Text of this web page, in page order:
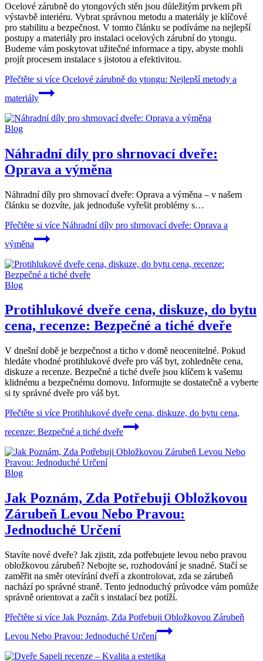
Ocelové zárubně do ytongových stěn jsou důležitým prvkem při
výstavbě interiéru. Vybrat správnou metodu a materiály je klíčové
pro stabilitu a bezpečnost. V tomto článku se podíváme na nejlepší
postupy a materiály pro instalaci ocelových zárubní do ytongu.
Budeme vám poskytovat užitečné informace a tipy, abyste mohli
projít procesem instalace s jistotou a efektivitou.
Přečtěte si více Ocelové zárubně do ytongu: Nejlepší metody a
materiály
Blog
Náhradní díly pro shrnovací dveře:
Oprava a výměna
Náhradní díly pro shrnovací dveře: Oprava a výměna – v našem
článku se dozvíte, jak jednoduše vyřešit problémy s…
Přečtěte si více Náhradní díly pro shrnovací dveře: Oprava a
výměna
Blog
Protihlukové dveře cena, diskuze, do bytu
cena, recenze: Bezpečné a tiché dveře
V dnešní době je bezpečnost a ticho v domě neocenitelné. Pokud
hledáte vhodné protihlukové dveře pro váš byt, zohledněte cena,
diskuze a recenze. Bezpečné a tiché dveře jsou klíčem k vašemu
klidnému a bezpečnému domovu. Informujte se dostatečně a vyberte
si ty správné dveře pro váš byt.
Přečtěte si více Protihlukové dveře cena, diskuze, do bytu cena,
recenze: Bezpečné a tiché dveře
Blog
Jak Poznám, Zda Potřebuji Obložkovou
Zárubeň Levou Nebo Pravou:
Jednoduché Určení
Stavíte nové dveře? Jak zjistit, zda potřebujete levou nebo pravou
obložkovou zárubeň? Nebojte se, rozhodování je snadné. Stačí se
zaměřit na směr otevírání dveří a zkontrolovat, zda se zárubeň
nachází po správné straně. Tento jednoduchý průvodce vám pomůže
správně orientovat a začít s instalací bez potíží.
Přečtěte si více Jak Poznám, Zda Potřebuji Obložkovou Zárubeň
Levou Nebo Pravou: Jednoduché Určení